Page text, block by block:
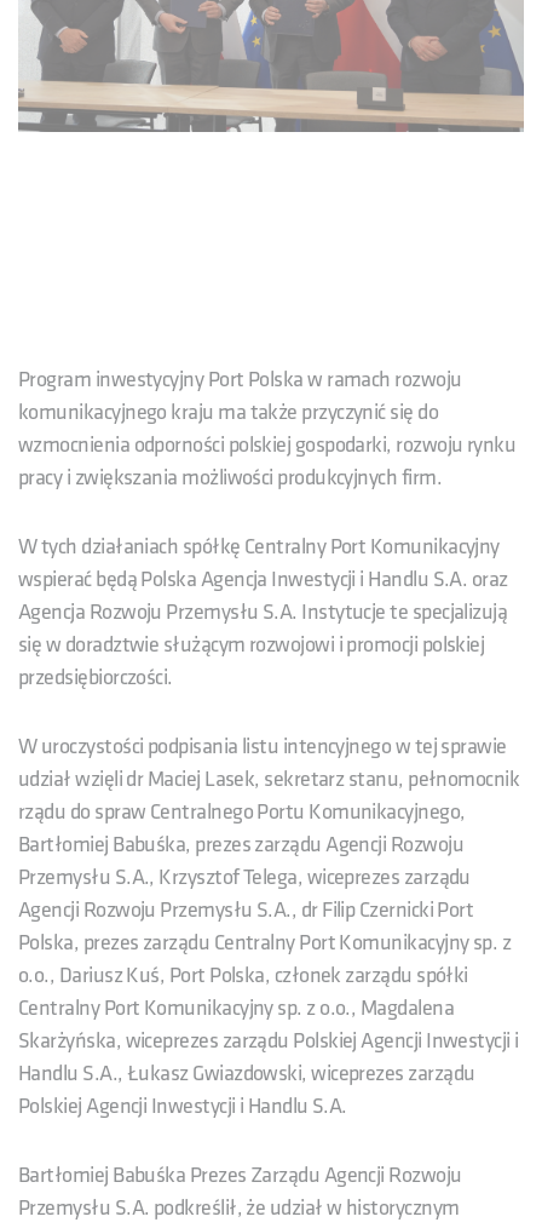
Program inwestycyjny Port Polska w ramach rozwoju
komunikacyjnego kraju ma także przyczynić się do
wzmocnienia odporności polskiej gospodarki, rozwoju rynku
pracy i zwiększania możliwości produkcyjnych firm.
W tych działaniach spółkę Centralny Port Komunikacyjny
wspierać będą Polska Agencja Inwestycji i Handlu S.A. oraz
Agencja Rozwoju Przemysłu S.A. Instytucje te specjalizują
się w doradztwie służącym rozwojowi i promocji polskiej
przedsiębiorczości.
W uroczystości podpisania listu intencyjnego w tej sprawie
udział wzięli dr Maciej Lasek, sekretarz stanu, pełnomocnik
rządu do spraw Centralnego Portu Komunikacyjnego,
Bartłomiej Babuśka, prezes zarządu Agencji Rozwoju
Przemysłu S.A., Krzysztof Telega, wiceprezes zarządu
Agencji Rozwoju Przemysłu S.A., dr Filip Czernicki Port
Polska, prezes zarządu Centralny Port Komunikacyjny sp. z
o.o., Dariusz Kuś, Port Polska, członek zarządu spółki
Centralny Port Komunikacyjny sp. z o.o., Magdalena
Skarżyńska, wiceprezes zarządu Polskiej Agencji Inwestycji i
Handlu S.A., Łukasz Gwiazdowski, wiceprezes zarządu
Polskiej Agencji Inwestycji i Handlu S.A.
Bartłomiej Babuśka Prezes Zarządu Agencji Rozwoju
Przemysłu S.A. podkreślił, że udział w historycznym